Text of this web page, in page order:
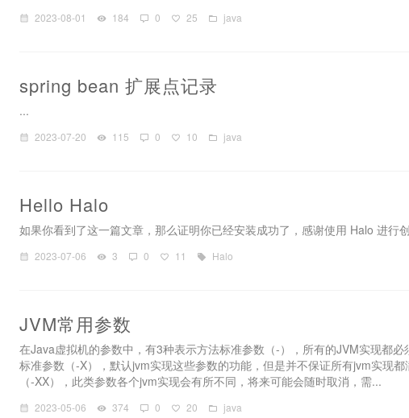
2023-08-01 184 0 25 java
spring bean 扩展点记录
...
2023-07-20 115 0 10 java
Hello Halo
如果你看到了这一篇文章，那么证明你已经安装成功了，感谢使用 Halo 进行
2023-07-06 3 0 11 Halo
JVM常用参数
在Java虚拟机的参数中，有3种表示方法标准参数（-），所有的JVM实现都
标准参数（-X），默认jvm实现这些参数的功能，但是并不保证所有jvm实现
（-XX），此类参数各个jvm实现会有所不同，将来可能会随时取消，需...
2023-05-06 374 0 20 java